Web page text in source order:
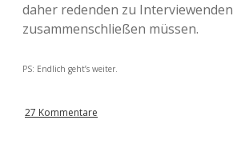
daher redenden zu Interviewenden
zusammenschließen müssen.
PS: Endlich geht’s weiter.
27 Kommentare